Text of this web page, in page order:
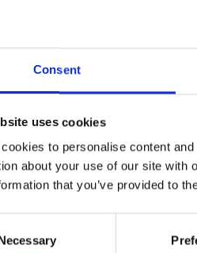
Consent
uses cookies
to personalise content
about your use of our site with
that you’ve provided to
semestre de 2024, hace
aumentaron un 51% en el
del 95% con
del 18% en
de año debido al retraso
Platform (PDP) debería
sólido y estable